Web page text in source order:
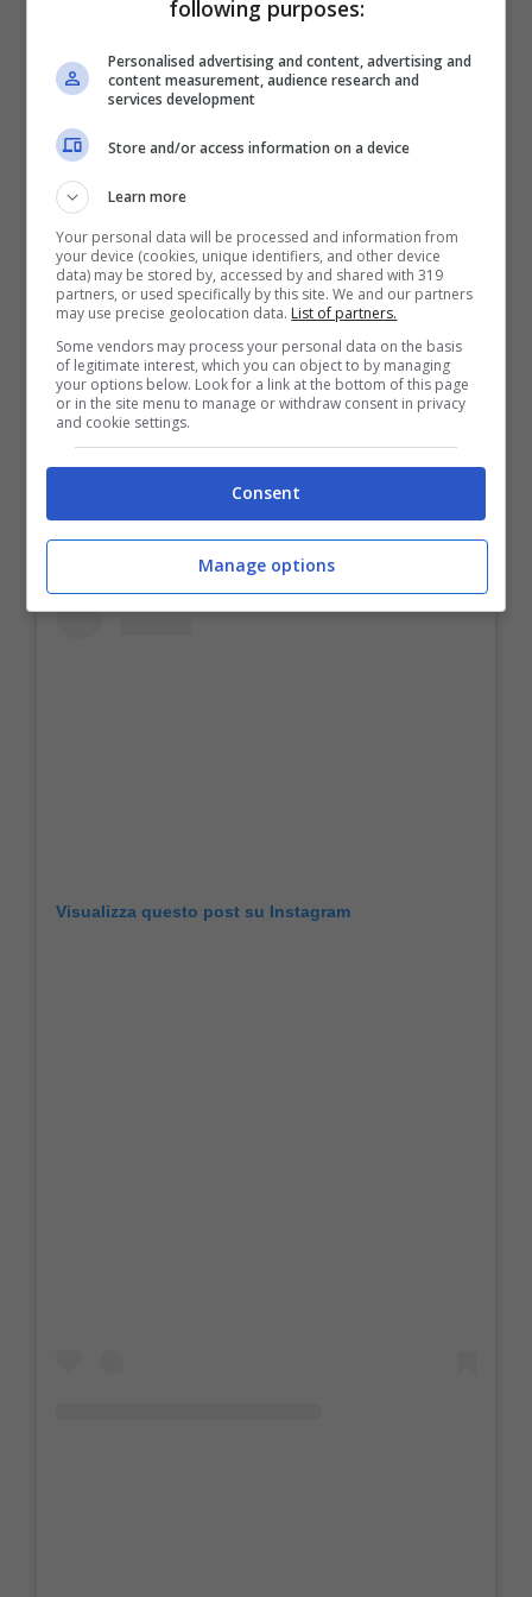
all’altezza.
Se l’austriaco qualche gol pesante pure l’ha
realizzato, discorso differente per l’iraniano
ex Porto, fin qui una delusione. Ed Inzaghi
vorrebbe rinforzi anche in difesa e sulle
fasce, che di fatto sono i punti di forza del
gioco del tecnico. E chissà se l’Inter deciderà
di accontentarlo.
Visualizza questo post su Instagram
following purposes:
Personalised advertising and content, advertising and
content measurement, audience research and
services development
Store and/or access information on a device
Learn more
Your personal data will be processed and information from
your device (cookies, unique identifiers, and other device
data) may be stored by, accessed by and shared with 319
partners, or used specifically by this site. We and our partners
may use precise geolocation data. List of partners.
Some vendors may process your personal data on the basis
of legitimate interest, which you can object to by managing
your options below. Look for a link at the bottom of this page
or in the site menu to manage or withdraw consent in privacy
and cookie settings.
Consent
Manage options